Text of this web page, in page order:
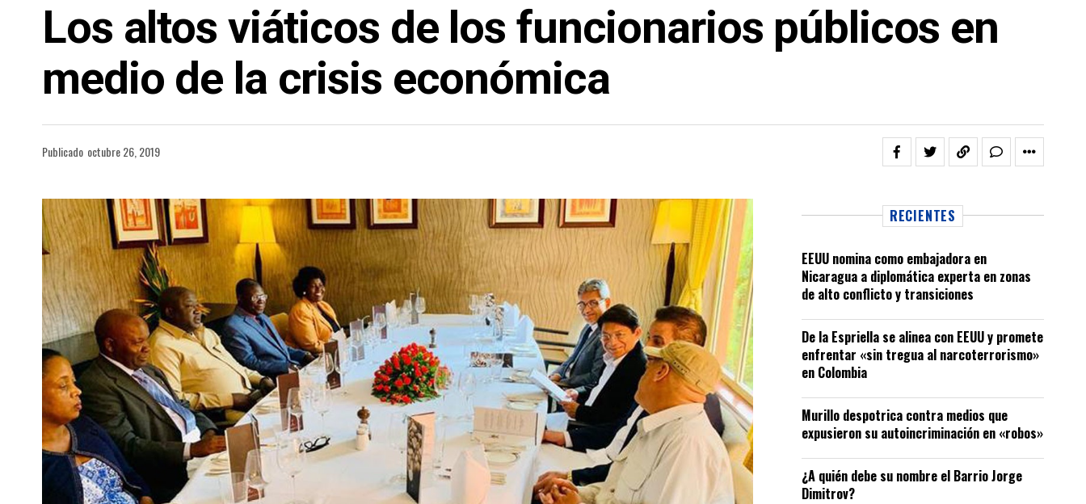
Los altos viáticos de los funcionarios públicos en
medio de la crisis económica
Publicado octubre 26, 2019
RECIENTES
EEUU nomina como embajadora en
Nicaragua a diplomática experta en zonas
de alto conflicto y transiciones
De la Espriella se alinea con EEUU y promete
enfrentar «sin tregua al narcoterrorismo»
en Colombia
Murillo despotrica contra medios que
expusieron su autoincriminación en «robos»
¿A quién debe su nombre el Barrio Jorge
Dimitrov?